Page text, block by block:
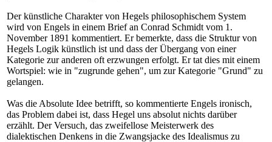
Der künstliche Charakter von Hegels philosophischem System
wird von Engels in einem Brief an Conrad Schmidt vom 1.
November 1891 kommentiert. Er bemerkte, dass die Struktur von
Hegels Logik künstlich ist und dass der Übergang von einer
Kategorie zur anderen oft erzwungen erfolgt. Er tat dies mit einem
Wortspiel: wie in "zugrunde gehen", um zur Kategorie "Grund" zu
gelangen.
Was die Absolute Idee betrifft, so kommentierte Engels ironisch,
das Problem dabei ist, dass Hegel uns absolut nichts darüber
erzählt. Der Versuch, das zweifellose Meisterwerk des
dialektischen Denkens in die Zwangsjacke des Idealismus zu